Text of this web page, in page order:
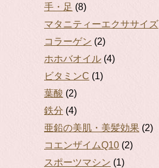
手・足 (8)
マタニティーエクササイズ
コラーゲン (2)
ホホバオイル (4)
ビタミンC (1)
葉酸 (2)
鉄分 (4)
亜鉛の美肌・美髪効果 (2)
コエンザイムQ10 (2)
スポーツマシン (1)